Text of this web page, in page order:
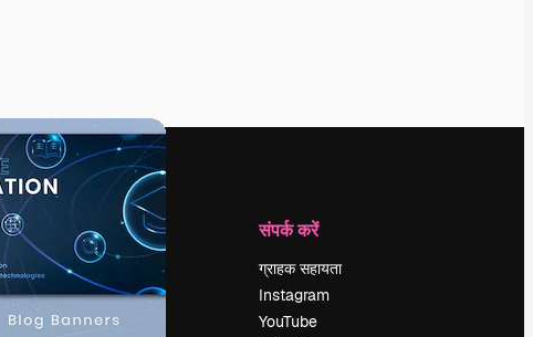
कंपनी
मूल्य निर्धारण
हमारे बारे में
रिव्यू
संपर्क करें
ग्राहक सहायता
Instagram
YouTube